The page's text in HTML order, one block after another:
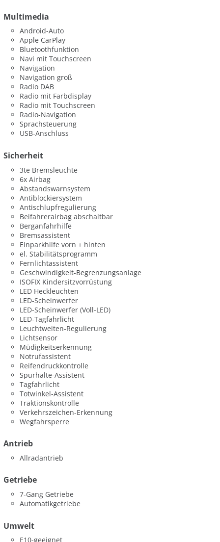
Multimedia
Android-Auto
Apple CarPlay
Bluetoothfunktion
Navi mit Touchscreen
Navigation
Navigation groß
Radio DAB
Radio mit Farbdisplay
Radio mit Touchscreen
Radio-Navigation
Sprachsteuerung
USB-Anschluss
Sicherheit
3te Bremsleuchte
6x Airbag
Abstandswarnsystem
Antiblockiersystem
Antischlupfregulierung
Beifahrerairbag abschaltbar
Berganfahrhilfe
Bremsassistent
Einparkhilfe vorn + hinten
el. Stabilitätsprogramm
Fernlichtassistent
Geschwindigkeit-Begrenzungsanlage
ISOFIX Kindersitzvorrüstung
LED Heckleuchten
LED-Scheinwerfer
LED-Scheinwerfer (Voll-LED)
LED-Tagfahrlicht
Leuchtweiten-Regulierung
Lichtsensor
Müdigkeitserkennung
Notrufassistent
Reifendruckkontrolle
Spurhalte-Assistent
Tagfahrlicht
Totwinkel-Assistent
Traktionskontrolle
Verkehrszeichen-Erkennung
Wegfahrsperre
Antrieb
Allradantrieb
Getriebe
7-Gang Getriebe
Automatikgetriebe
Umwelt
E10-geeignet